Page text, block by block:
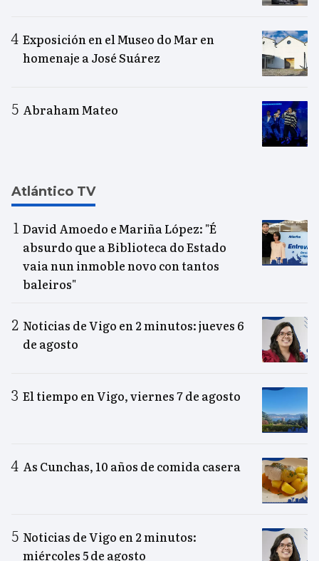
Exposición en el Museo do Mar en
homenaje a José Suárez
Abraham Mateo
Atlántico TV
David Amoedo e Mariña López: "É
absurdo que a Biblioteca do Estado
vaia nun inmoble novo con tantos
baleiros"
Noticias de Vigo en 2 minutos: jueves 6
de agosto
El tiempo en Vigo, viernes 7 de agosto
As Cunchas, 10 años de comida casera
Noticias de Vigo en 2 minutos:
miércoles 5 de agosto